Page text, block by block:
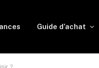
Guide d’achat
?